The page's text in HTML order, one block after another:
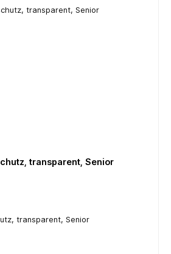
transparent, Senior
transparent, Senior